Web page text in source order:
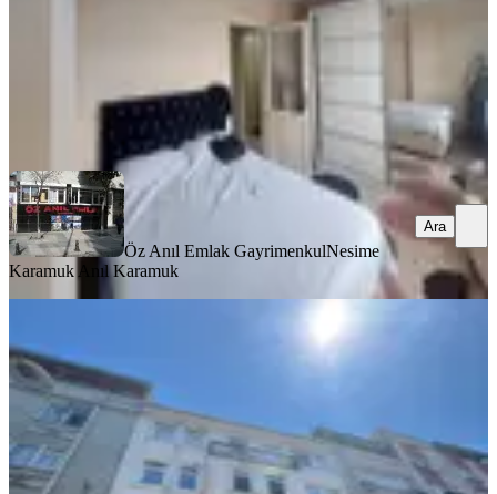
Öz Anıl Emlak Gayrimenkul Nesime Karamuk Anıl Karamuk
Öz Anıl Emlak GayrimenkulNesime
Karamuk Anıl Karamuk
Ara
Fatih Kocamustafapaşa 19 Yıllık
Binadan Eşyalı Daire
Fatih, Koca Mustafapaşa Mahallesi
1+1· 65 m²·3. Kat·03.08.2026
35.000 ₺